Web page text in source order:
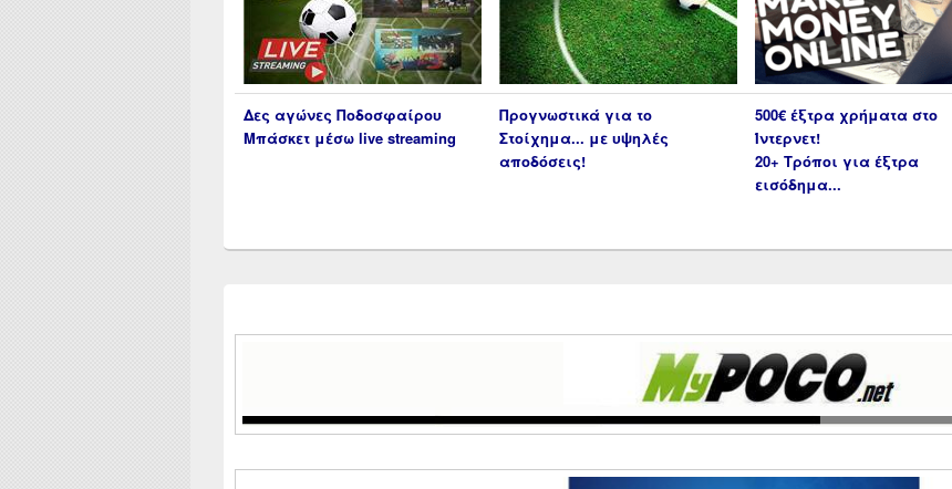
Δες αγώνες Ποδοσφαίρου
Μπάσκετ μέσω live streaming
Προγνωστικά για το
Στοίχημα... με υψηλές
αποδόσεις!
500€ έξτρα χρήματα στο
Ίντερνετ!
20+ Τρόποι για έξτρα
εισόδημα...